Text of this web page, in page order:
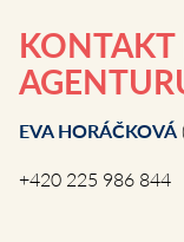
EVA HORÁČKOVÁ
+420 225 986 844